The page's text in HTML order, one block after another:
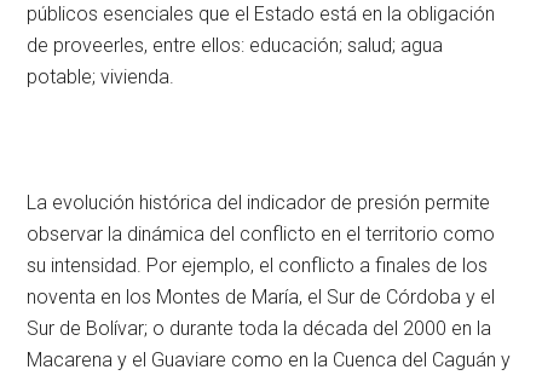
públicos esenciales que el Estado está en la obligación
de proveerles, entre ellos: educación; salud; agua
potable; vivienda.
La evolución histórica del indicador de presión permite
observar la dinámica del conflicto en el territorio como
su intensidad. Por ejemplo, el conflicto a finales de los
noventa en los Montes de María, el Sur de Córdoba y el
Sur de Bolívar; o durante toda la década del 2000 en la
Macarena y el Guaviare como en la Cuenca del Caguán y